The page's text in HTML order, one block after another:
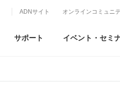
ADNサイト オンラインコミュニ
サポート イベント・ セミ